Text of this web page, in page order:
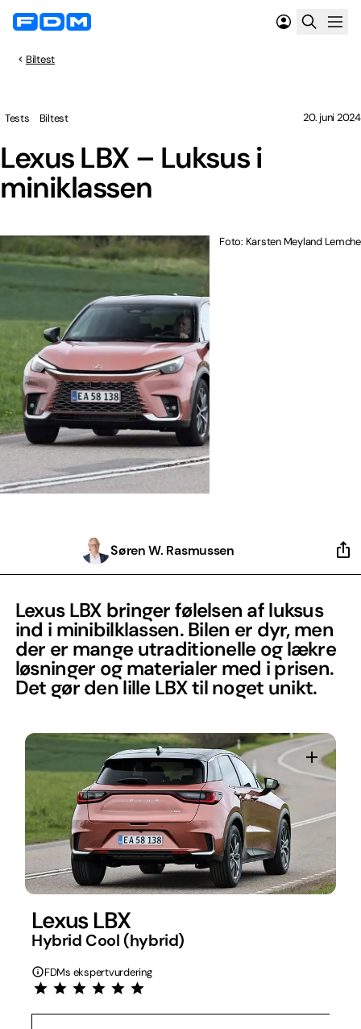
Biltest
Lexus LBX – Luksus i
miniklassen
Tests Biltest 20. juni 2024
Foto: Karsten Meyland Lemche
Søren W. Rasmussen
Lexus LBX bringer følelsen af luksus
ind i minibilklassen. Bilen er dyr, men
der er mange utraditionelle og lækre
løsninger og materialer med i prisen.
Det gør den lille LBX til noget unikt.
Lexus LBX
Hybrid Cool (hybrid)
FDMs ekspertvurdering